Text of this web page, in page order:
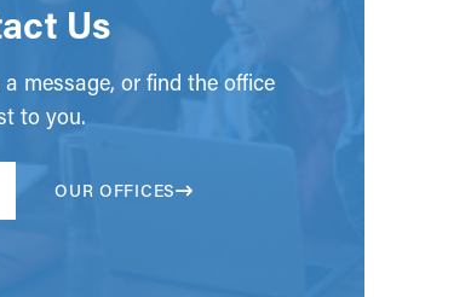
Us
message, or find the office
to you.
OUR OFFICES